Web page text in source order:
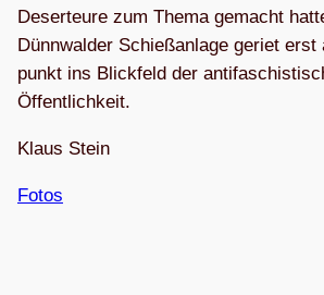
Deser­teure zum Thema gemacht
Dünn­wal­der Schieß­an­lage geriet
punkt ins Blick­feld der
Öffentlichkeit.
Klaus Stein
Fotos